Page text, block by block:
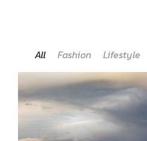
All Fashion Lifestyle